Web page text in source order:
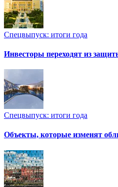
Спецвыпуск: итоги года
Инвесторы переходят из
Спецвыпуск: итоги года
Объекты, которые изменят